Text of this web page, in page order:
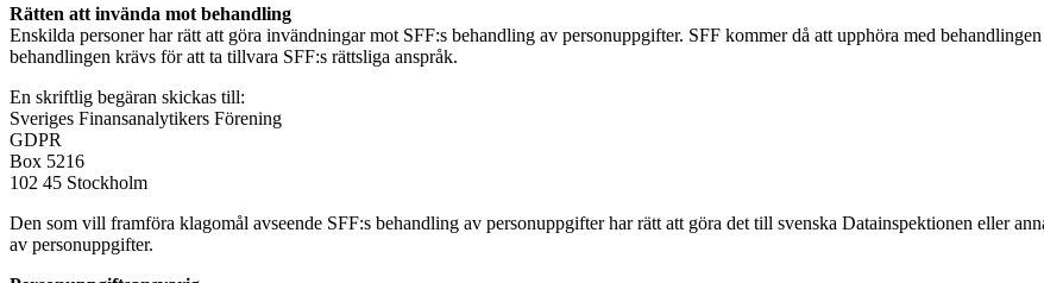
Rätten att invända mot behandling
Enskilda personer har rätt att göra invändningar mot SFF:s behandling av personuppgifter. SFF kommer då att upphöra med
behandlingen krävs för att ta tillvara SFF:s rättsliga anspråk.
En skriftlig begäran skickas till:
Sveriges Finansanalytikers Förening
GDPR
Box 5216
102 45 Stockholm
Den som vill framföra klagomål avseende SFF:s behandling av personuppgifter har rätt att göra det till svenska Datainspektionen eller
av personuppgifter.